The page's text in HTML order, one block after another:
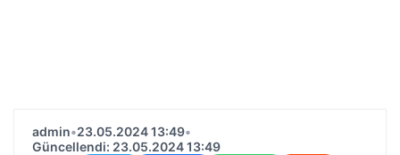
admin•23.05.2024 13:49•
Güncellendi: 23.05.2024 13:49